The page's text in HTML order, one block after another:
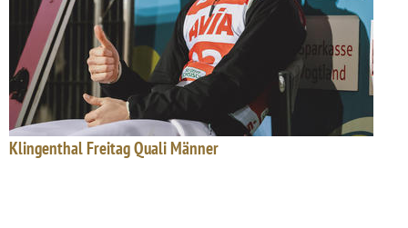
Klingenthal Freitag Quali Männer